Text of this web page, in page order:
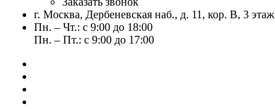
г. Москва, Дербеневская наб., д. 11, кор. В, 3 этаж
Пн. – Чт.: с 9:00 до 18:00
Пн. – Пт.: с 9:00 до 17:00